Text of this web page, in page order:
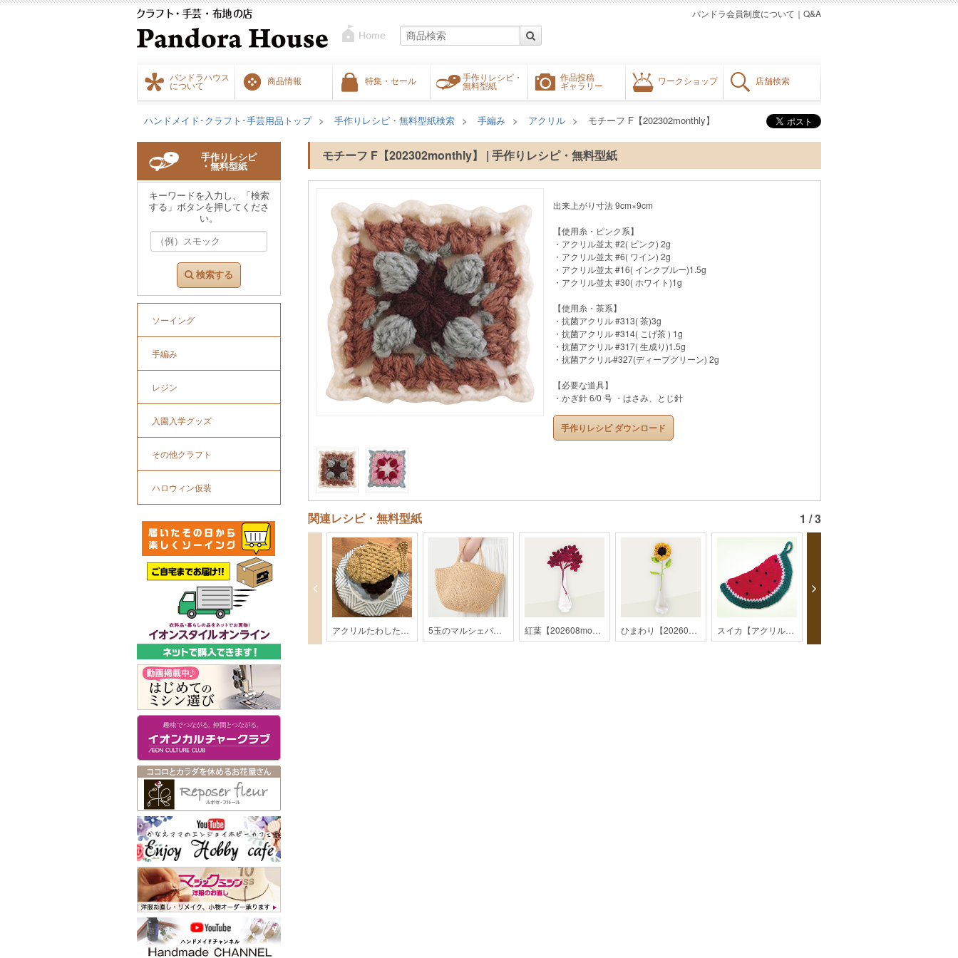
パンドラハウス
について
商品情報 特集・セール
手作りレシピ・
無料型紙
作品投稿
ギャラリー
ワークショップ 店舗検索
Q&A
｜
パンドラ会員制度について
ハンドメイド･クラフト･手芸用品トップ 手作りレシピ・無料型紙検索 手編み アクリル モチーフ F【202302monthly】
モチーフ F【202302monthly】 | 手作りレシピ・無料型紙
出来上がり寸法 9cm×9cm
【使用糸・ピンク系】
・アクリル並太 #2( ピンク) 2g
・アクリル並太 #6( ワイン) 2g
・アクリル並太 #16( インクブルー)1.5g
・アクリル並太 #30( ホワイト)1g
【使用糸・茶系】
・抗菌アクリル #313( 茶)3g
・抗菌アクリル #314( こげ茶 ) 1g
・抗菌アクリル #317( 生成り)1.5g
・抗菌アクリル#327(ディープグリーン) 2g
【必要な道具】
・かぎ針 6/0 号 ・はさみ、とじ針
手作りレシピ ダウンロード
関連レシピ・無料型紙 1 / 3
アクリルたわしたいやき【202309monthly】 5玉のマルシェバッグ【2019SS】 紅葉【202608monthly】 ひまわり【202607monthly】 スイカ【アクリルたわし】【monthly】
手作りレシピ
・無料型紙
キーワードを入力し、「検索
する」ボタンを押してくださ
い。
検索する
ソーイング
手編み
レジン
入園入学グッズ
その他クラフト
ハロウィン仮装